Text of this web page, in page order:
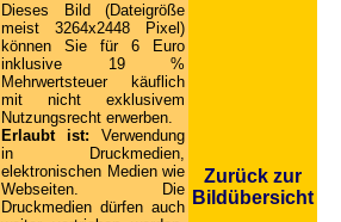
Dieses Bild (Dateigröße
meist 3264x2448 Pixel)
können Sie für 6 Euro
inklusive 19 %
Mehrwertsteuer käuflich
mit nicht exklusivem
Nutzungsrecht erwerben.
Erlaubt ist: Verwendung
in Druckmedien,
elektronischen Medien wie
Webseiten. Die
Druckmedien dürfen auch
Zurück zur
Bildübersicht